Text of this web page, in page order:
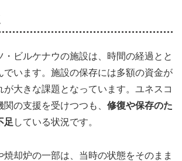
・ビルケナウの施設は、時間の経過とと
でいます。施設の保存には多額の資金が
が大きな課題となっています。ユネスコ
の支援を受けつつも、 修復や保存のた
足 している状況です。
焼却炉の一部は、当時の状態をそのまま